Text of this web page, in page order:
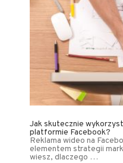
Jak skutecznie
platformie Facebook?
Reklama wideo na
elementem strategii
wiesz, dlaczego …